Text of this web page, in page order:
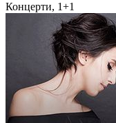
Концерти, 1+1